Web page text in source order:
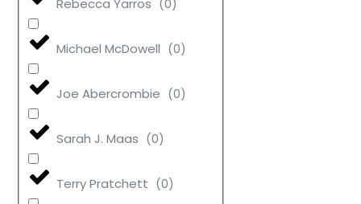
Rebecca Yarros (0)
Michael McDowell (0)
Joe Abercrombie (0)
Sarah J. Maas (0)
Terry Pratchett (0)